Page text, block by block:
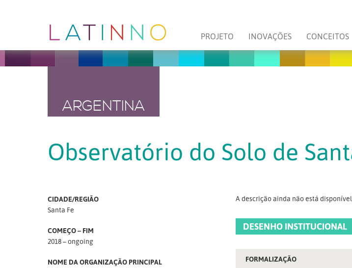
PROJETO INOVAÇÕES CONCEITOS
ARGENTINA
Observatório do Solo de
CIDADE/REGIÃO
Santa Fe
COMEÇO – FIM
2018 – ongoing
NOME DA ORGANIZAÇÃO PRINCIPAL
A descrição ainda não está
DESENHO INSTITUCIONAL
FORMALIZAÇÃO